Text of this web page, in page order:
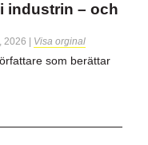
industrin – och
2026 Visa orginal
som berättar